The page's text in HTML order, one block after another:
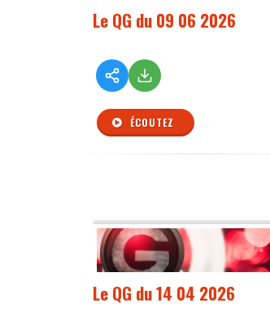
Le QG du 09 06 2026
ÉCOUTEZ
Le QG du 14 04 2026